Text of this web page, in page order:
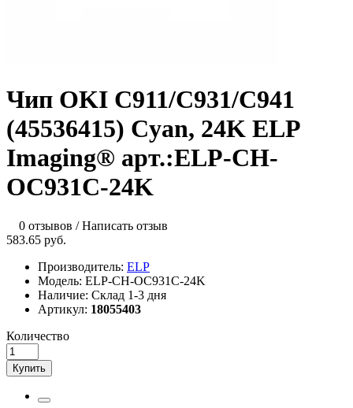
Чип OKI C911/С931/С941
(45536415) Cyan, 24K ELP
Imaging® арт.:ELP-CH-
OC931C-24K
0 отзывов /Написать отзыв
583.65 руб.
Производитель: ELP
Модель: ELP-CH-OC931C-24K
Наличие: Склад 1-3 дня
Артикул: 18055403
Количество
Купить